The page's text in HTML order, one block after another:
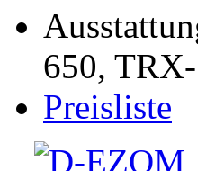
650,
Preisliste